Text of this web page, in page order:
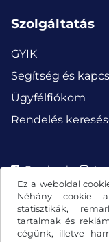
Ez a weboldal
Néhány cookie
statisztikák,
tartalmak és
cégünk, illetve
Szolgáltatás
GYIK
Segítség és
Ügyfélfiókom
Rendelés
Facebook